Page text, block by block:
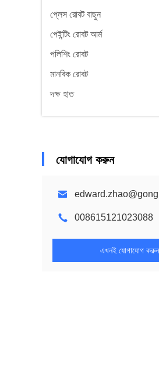
প্লেস রোবট বাছুন
পেইন্টিং রোবট আর্ম
পলিশিং রোবট
মানবিক রোবট
দক্ষ হাত
যোগাযোগ করুন
008615121023088
এখনই যোগাযোগ করুন